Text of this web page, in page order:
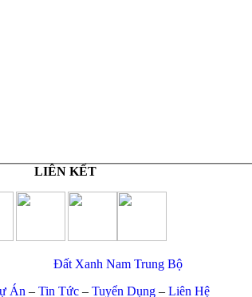
LIÊN KẾT
Đất Xanh Nam Trung Bộ
Án – Tin Tức– Tuyển Dụng– Liên Hệ